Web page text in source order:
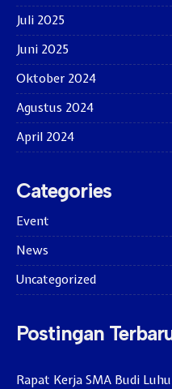
Juli 2025
Juni 2025
Oktober 2024
Agustus 2024
April 2024
Categories
Event
News
Uncategorized
Postingan
Rapat Kerja SMA Budi